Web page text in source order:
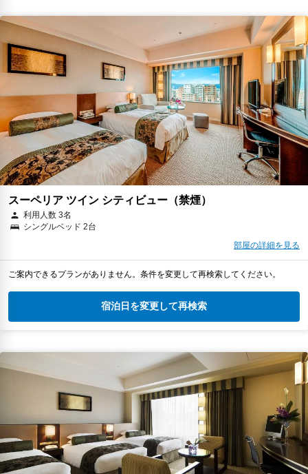
スーペリア ツイン シティビュー（禁煙）
利用人数 3名
シングルベッド 2台
部屋の詳細を見る
ご案内できるプランがありません。条件を変更して再検索してください。
宿泊日を変更して再検索